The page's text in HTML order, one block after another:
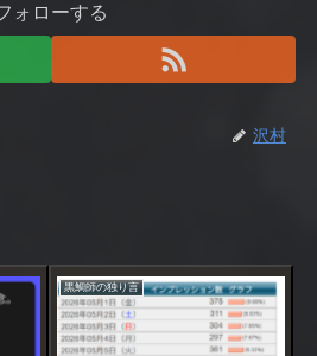
ォローする
沢村
黒鯛師の独り言